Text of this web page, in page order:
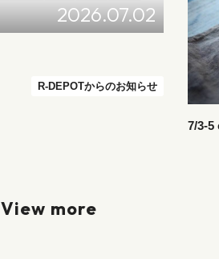
2026.07.02
R-DEPOTからのお知らせ
7/3-5
View more